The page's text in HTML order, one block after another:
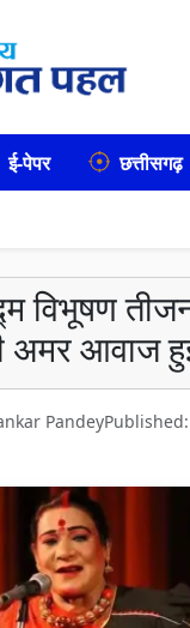
ई-पेपर छत्तीसगढ़
विभूषण
अमर आवाज
Pandey